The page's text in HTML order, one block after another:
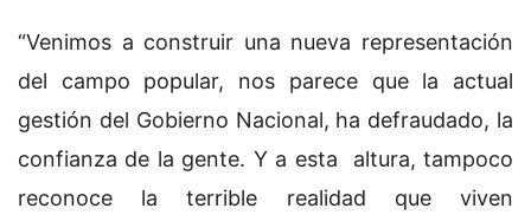
“Venimos a construir una nueva representación
del campo popular, nos parece que la actual
gestión del Gobierno Nacional, ha defraudado, la
confianza de la gente. Y a esta altura, tampoco
reconoce la terrible realidad que viven